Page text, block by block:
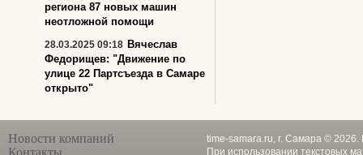
региона 87 новых машин
неотложной помощи
28.03.2025 09:18 Вячеслав
Федорищев: "Движение по
улице 22 Партсъезда в Самаре
открыто"
Новости компаний
Контакты
time-samara.ru, г. Самара ©
При использовании текстовых